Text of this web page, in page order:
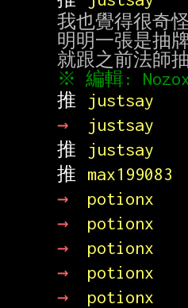
我也覺得很奇
明明一張是抽
推
→
推
推
→
→
→
→
→